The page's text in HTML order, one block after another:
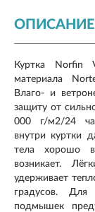
ОПИСАНИЕ
Куртка Norfin
материала
Влаго- и
защиту от
000 г/м2/24
внутри куртки
тела хорошо
возникает.
удерживает
градусов. Для
подмышек